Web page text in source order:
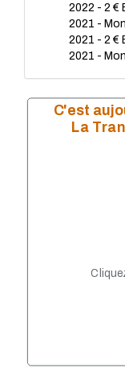
2022 - 2 €
2021 -
2021 - 2 €
2021 -
2020 - 2 €
2019 -
2019 -
2019 -
2019 - 2 €
2018 -
2017 -
2018 -
2017 -
2017 -
2017 -
2016 -
2014 -
C'est
La